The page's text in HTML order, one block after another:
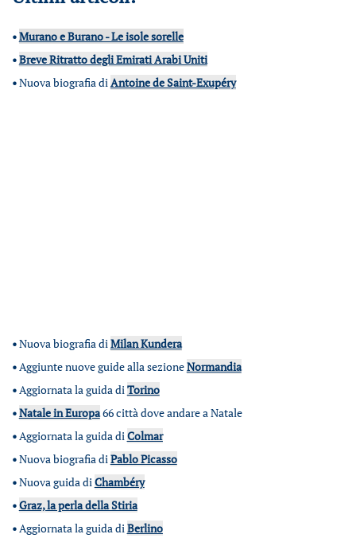
•Murano e Burano - Le isole sorelle
•Breve Ritratto degli Emirati Arabi Uniti
•Nuova biografia diAntoine de Saint-Exupéry
•Nuova biografia diMilan Kundera
•Aggiunte nuove guide alla sezioneNormandia
•Aggiornata la guida diTorino
•Natale in Europa66 città dove andare a Natale
•Aggiornata la guida diColmar
•Nuova biografia diPablo Picasso
•Nuova guida diChambéry
•Graz, la perla della Stiria
•Aggiornata la guida diBerlino